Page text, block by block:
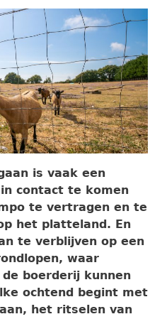
is vaak een
contact te komen
te vertragen en te
het platteland. En
te verblijven op een
waar
boerderij kunnen
ochtend begint met
het ritselen van